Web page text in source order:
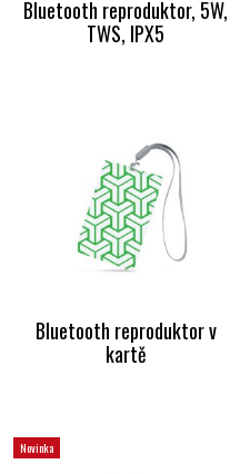
Bluetooth reproduktor, 5W,
TWS, IPX5
Bluetooth reproduktor v
kartě
Novinka